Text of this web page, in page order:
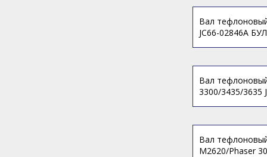
Вал
JC66-02846A
Вал
3300/3435/3635
Вал
M2620/Phaser